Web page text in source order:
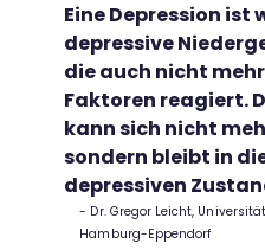
Eine Depression ist
depressive
die auch nicht
Faktoren reagiert.
kann sich nicht
sondern bleibt in
depressiven
Dr. Gregor Leicht,
Hamburg-Eppendorf